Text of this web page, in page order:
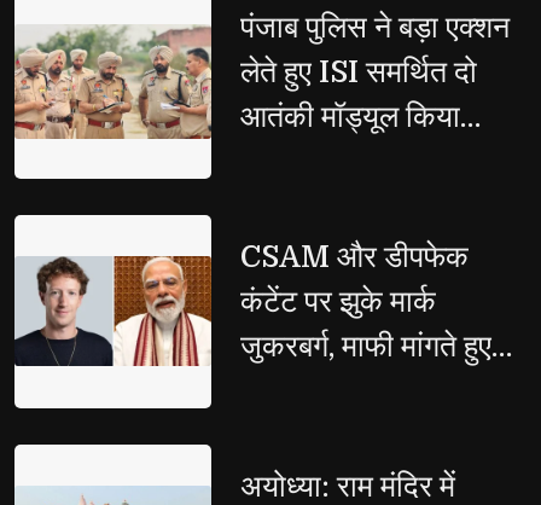
पंजाब पुलिस ने बड़ा एक्शन
लेते हुए ISI समर्थित दो
आतंकी मॉड्यूल किया
CSAM और डीपफेक
कंटेंट पर झुके मार्क
जुकरबर्ग, माफी मांगते हुए
अयोध्या: राम मंदिर में